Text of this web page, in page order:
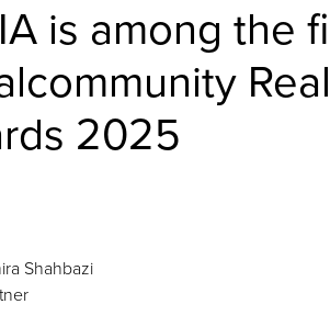
is among the
2025
Shahbazi